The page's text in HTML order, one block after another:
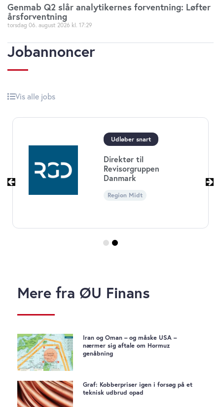
Genmab Q2 slår analytikernes forventning: Løfter
årsforventning
torsdag 06. august 2026 17:29
Jobannoncer
Vis alle jobs
Økonomichef til Børne-
og
Ungdomsforvaltningen i
Københavns Kommune
Region Hovedstaden
Mere fra ØU Finans
Iran og Oman – og måske USA –
nærmer sig aftale om Hormuz
genåbning
Graf: Kobberpriser igen i forsøg på et
teknisk udbrud opad